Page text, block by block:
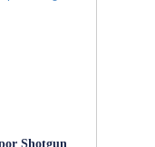
Shotgun